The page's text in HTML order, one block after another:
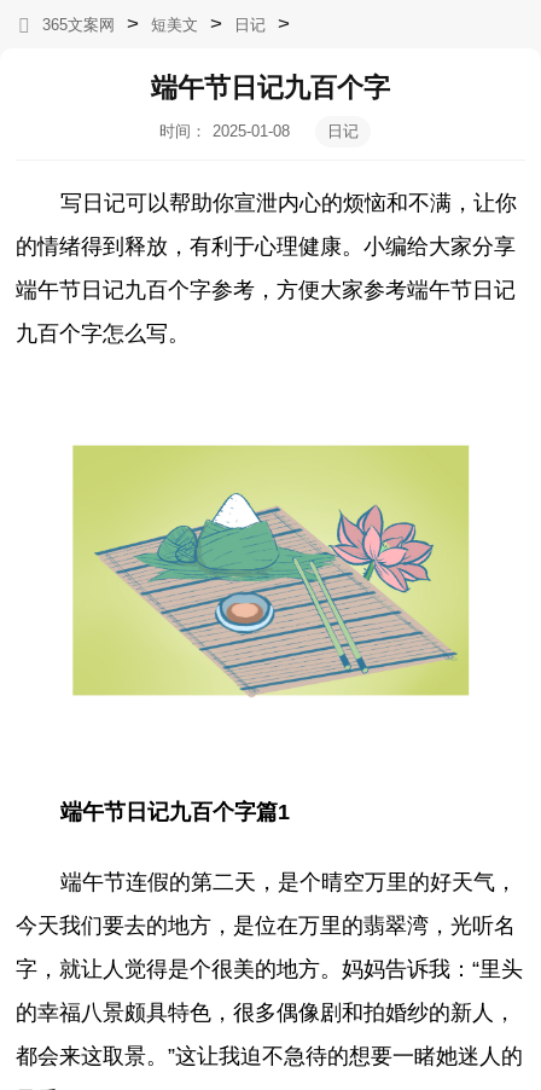
365文案网 > 短美文 > 日记 >
端午节日记九百个字
时间：
2025-01-08
日记
写日记可以帮助你宣泄内心的烦恼和不满，让你
的情绪得到释放，有利于心理健康。小编给大家分享
端午节日记九百个字参考，方便大家参考端午节日记
九百个字怎么写。
端午节日记九百个字篇1
端午节连假的第二天，是个晴空万里的好天气，
今天我们要去的地方，是位在万里的翡翠湾，光听名
字，就让人觉得是个很美的地方。妈妈告诉我：“里头
的幸福八景颇具特色，很多偶像剧和拍婚纱的新人，
都会来这取景。”这让我迫不急待的想要一睹她迷人的